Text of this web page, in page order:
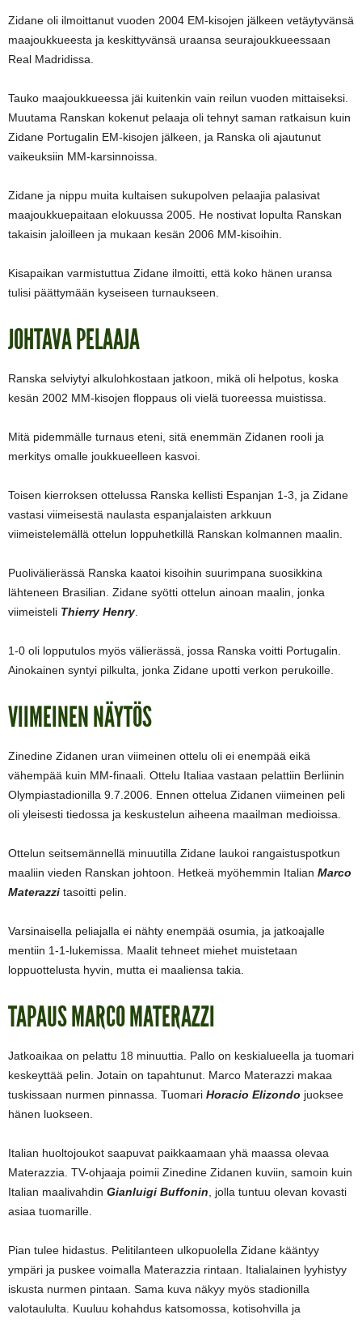
Zidane oli ilmoittanut vuoden 2004 EM-kisojen jälkeen vetäytyvänsä
maajoukkueesta ja keskittyvänsä uraansa seurajoukkueessaan
Real Madridissa.
Tauko maajoukkueessa jäi kuitenkin vain reilun vuoden mittaiseksi.
Muutama Ranskan kokenut pelaaja oli tehnyt saman ratkaisun kuin
Zidane Portugalin EM-kisojen jälkeen, ja Ranska oli ajautunut
vaikeuksiin MM-karsinnoissa.
Zidane ja nippu muita kultaisen sukupolven pelaajia palasivat
maajoukkuepaitaan elokuussa 2005. He nostivat lopulta Ranskan
takaisin jaloilleen ja mukaan kesän 2006 MM-kisoihin.
Kisapaikan varmistuttua Zidane ilmoitti, että koko hänen uransa
tulisi päättymään kyseiseen turnaukseen.
JOHTAVA PELAAJA
Ranska selviytyi alkulohkostaan jatkoon, mikä oli helpotus, koska
kesän 2002 MM-kisojen floppaus oli vielä tuoreessa muistissa.
Mitä pidemmälle turnaus eteni, sitä enemmän Zidanen rooli ja
merkitys omalle joukkueelleen kasvoi.
Toisen kierroksen ottelussa Ranska kellisti Espanjan 1-3, ja Zidane
vastasi viimeisestä naulasta espanjalaisten arkkuun
viimeistelemällä ottelun loppuhetkillä Ranskan kolmannen maalin.
Puolivälierässä Ranska kaatoi kisoihin suurimpana suosikkina
lähteneen Brasilian. Zidane syötti ottelun ainoan maalin, jonka
viimeisteli Thierry Henry.
1-0 oli lopputulos myös välierässä, jossa Ranska voitti Portugalin.
Ainokainen syntyi pilkulta, jonka Zidane upotti verkon perukoille.
VIIMEINEN NÄYTÖS
Zinedine Zidanen uran viimeinen ottelu oli ei enempää eikä
vähempää kuin MM-finaali. Ottelu Italiaa vastaan pelattiin Berliinin
Olympiastadionilla 9.7.2006. Ennen ottelua Zidanen viimeinen peli
oli yleisesti tiedossa ja keskustelun aiheena maailman medioissa.
Ottelun seitsemännellä minuutilla Zidane laukoi rangaistuspotkun
maaliin vieden Ranskan johtoon. Hetkeä myöhemmin Italian Marco
Materazzi tasoitti pelin.
Varsinaisella peliajalla ei nähty enempää osumia, ja jatkoajalle
mentiin 1-1-lukemissa. Maalit tehneet miehet muistetaan
loppuottelusta hyvin, mutta ei maaliensa takia.
TAPAUS MARCO MATERAZZI
Jatkoaikaa on pelattu 18 minuuttia. Pallo on keskialueella ja tuomari
keskeyttää pelin. Jotain on tapahtunut. Marco Materazzi makaa
tuskissaan nurmen pinnassa. Tuomari Horacio Elizondo juoksee
hänen luokseen.
Italian huoltojoukot saapuvat paikkaamaan yhä maassa olevaa
Materazzia. TV-ohjaaja poimii Zinedine Zidanen kuviin, samoin kuin
Italian maalivahdin Gianluigi Buffonin, jolla tuntuu olevan kovasti
asiaa tuomarille.
Pian tulee hidastus. Pelitilanteen ulkopuolella Zidane kääntyy
ympäri ja puskee voimalla Materazzia rintaan. Italialainen lyyhistyy
iskusta nurmen pintaan. Sama kuva näkyy myös stadionilla
valotaululta. Kuuluu kohahdus katsomossa, kotisohvilla ja